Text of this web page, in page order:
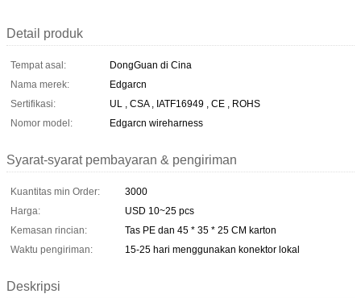
Detail produk
Tempat asal:
DongGuan di Cina
Nama merek:
Edgarcn
Sertifikasi:
UL , CSA , IATF16949 , CE , ROHS
Nomor model:
Edgarcn wireharness
Syarat-syarat pembayaran & pengiriman
Kuantitas min Order:
3000
Harga:
USD 10~25 pcs
Kemasan rincian:
Tas PE dan 45 * 35 * 25 CM karton
Waktu pengiriman:
15-25 hari menggunakan konektor lokal
Deskripsi